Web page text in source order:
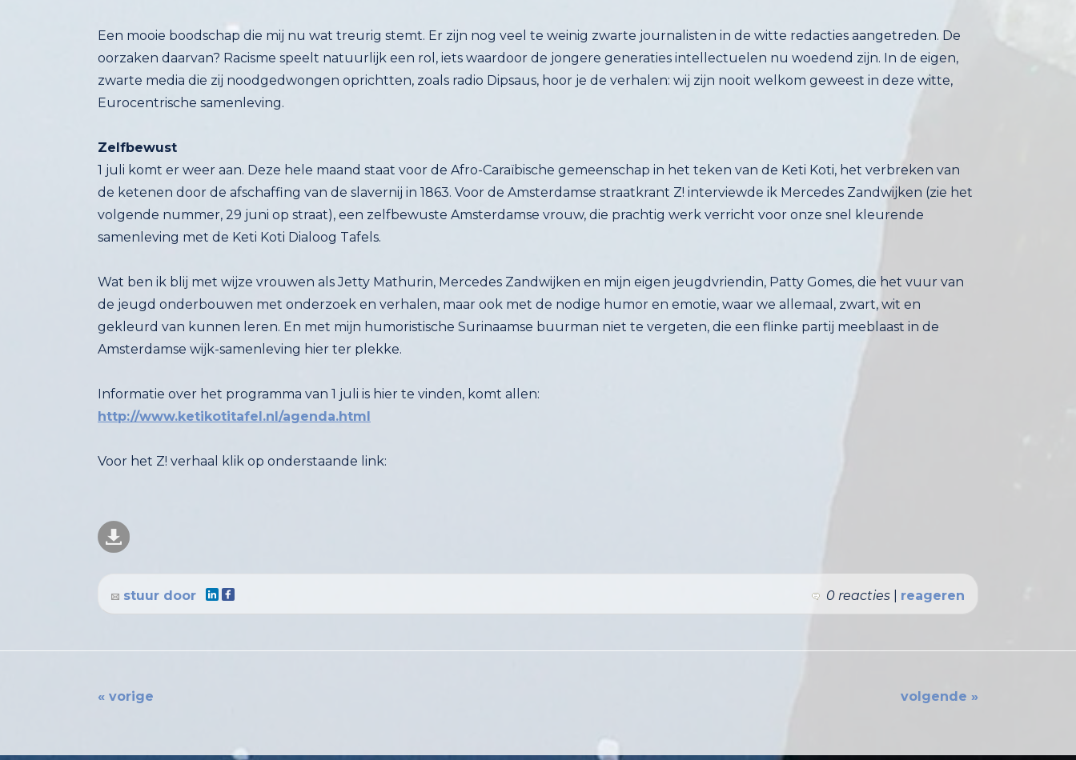
Een mooie boodschap die mij nu wat treurig stemt. Er zijn nog veel te weinig zwarte journalisten in de witte redacties aangetreden. De
oorzaken daarvan? Racisme speelt natuurlijk een rol, iets waardoor de jongere generaties intellectuelen nu woedend zijn. In de eigen,
zwarte media die zij noodgedwongen oprichtten, zoals radio Dipsaus, hoor je de verhalen: wij zijn nooit welkom geweest in deze witte,
Eurocentrische samenleving.
Zelfbewust
1 juli komt er weer aan. Deze hele maand staat voor de Afro-Caraïbische gemeenschap in het teken van de Keti Koti, het verbreken van
de ketenen door de afschaffing van de slavernij in 1863. Voor de Amsterdamse straatkrant Z! interviewde ik Mercedes Zandwijken (zie het
volgende nummer, 29 juni op straat), een zelfbewuste Amsterdamse vrouw, die prachtig werk verricht voor onze snel kleurende
samenleving met de Keti Koti Dialoog Tafels.
Wat ben ik blij met wijze vrouwen als Jetty Mathurin, Mercedes Zandwijken en mijn eigen jeugdvriendin, Patty Gomes, die het vuur van
de jeugd onderbouwen met onderzoek en verhalen, maar ook met de nodige humor en emotie, waar we allemaal, zwart, wit en
gekleurd van kunnen leren. En met mijn humoristische Surinaamse buurman niet te vergeten, die een flinke partij meeblaast in de
Amsterdamse wijk-samenleving hier ter plekke.
Informatie over het programma van 1 juli is hier te vinden, komt allen:
http://www.ketikotitafel.nl/agenda.html
Voor het Z! verhaal klik op onderstaande link:
0 reacties reageren
stuur door
« vorige volgende »